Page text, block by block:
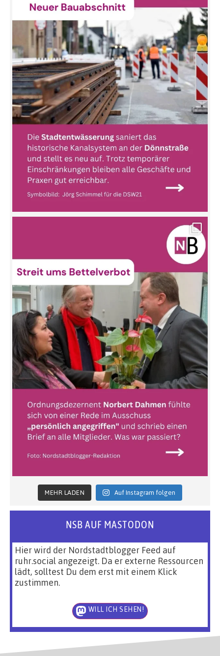
MEHR LADEN Auf Instagram folgen
NSB AUF MASTODON
Hier wird der Nordstadtblogger Feed auf
ruhr.social angezeigt. Da er externe Ressourcen
lädt, solltest Du dem erst mit einem Klick
zustimmen.
WILL ICH SEHEN!